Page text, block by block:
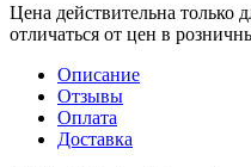
Цена действительна только
отличаться от цен в
Описание
Отзывы
Оплата
Доставка